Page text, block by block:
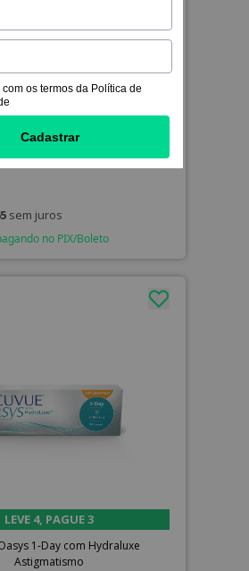
sem juros
no PIX/Boleto
LEVE 4, PAGUE 3
1-Day com Hydraluxe
Astigmatismo
os termos da Política de
Cadastrar